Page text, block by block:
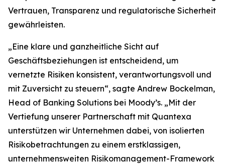
Vertrauen, Transparenz und regulatorische Sicherheit
gewährleisten.
„Eine klare und ganzheitliche Sicht auf
Geschäftsbeziehungen ist entscheidend, um
vernetzte Risiken konsistent, verantwortungsvoll und
mit Zuversicht zu steuern“, sagte Andrew Bockelman,
Head of Banking Solutions bei Moody’s. „Mit der
Vertiefung unserer Partnerschaft mit Quantexa
unterstützen wir Unternehmen dabei, von isolierten
Risikobetrachtungen zu einem erstklassigen,
unternehmensweiten Risikomanagement-Framework